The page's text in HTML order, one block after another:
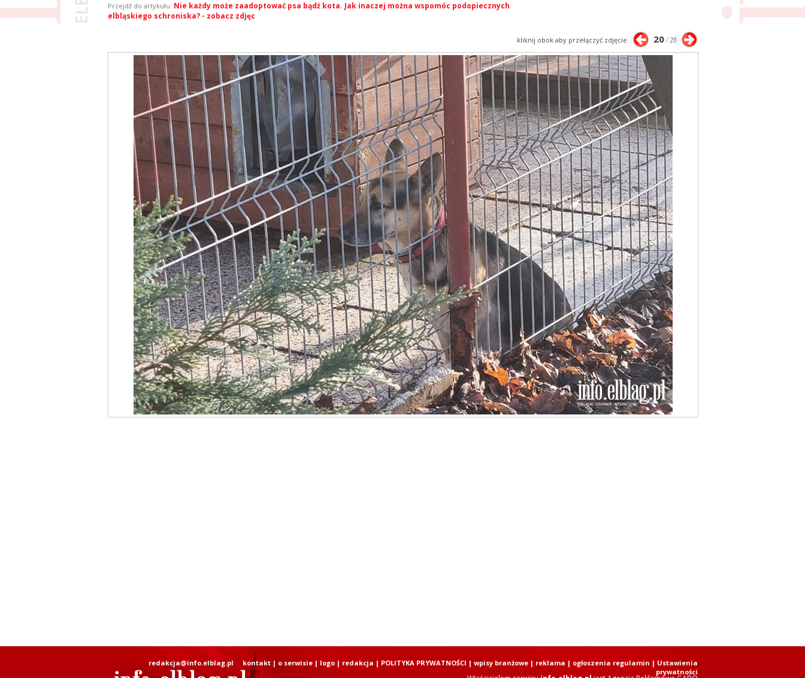
Przejdź do artykułu: Nie każdy może zaadoptować psa bądź kota. Jak inaczej można wspomóc podopiecznych
elbląskiego schroniska? - zobacz zdjęc
kliknij obok aby przełączyć zdjęcie 20/ 28
redakcja@info.elblag.pl kontakt| o serwisie| logo| redakcja | POLITYKA PRYWATNOŚCI | wpisy branżowe| reklama | ogłoszenia regulamin | Ustawienia
prywatności